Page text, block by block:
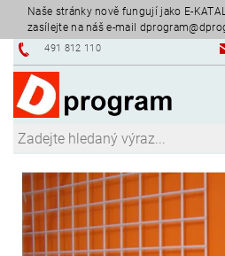
Naše stránky nově fungují jako E-
zasílejte na náš e-mail
491 812 110